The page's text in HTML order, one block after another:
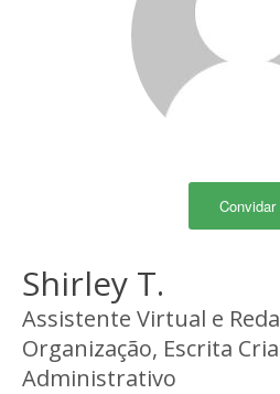
Convidar
Shirley T.
Assistente Virtual e
Organização, Escrita
Administrativo